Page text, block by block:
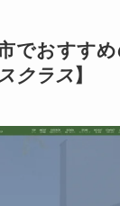
でおすす
クラス】